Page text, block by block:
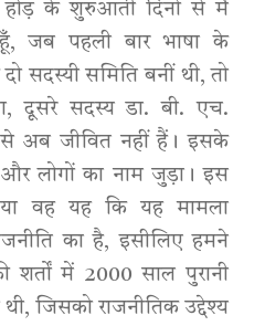
के शुरुआती दिनों से मैं
जब पहली बार भाषा के
दो सदस्यी समिति बनीं थी, तो
दूसरे सदस्य डा. बी. एच.
से अब जीवित नहीं हैं। इसके
लोगों का नाम जुड़ा। इस
वह यह कि यह मामला
का है, इसीलिए हमने
शर्तों में 2000 साल पुरानी
जिसको राजनीतिक उद्देश्य